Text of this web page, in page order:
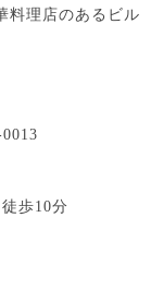
料理店のあるビル
歩10分